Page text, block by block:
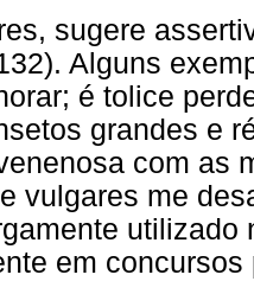
sugere
Alguns
é tolice
grandes e
com as
vulgares me
em